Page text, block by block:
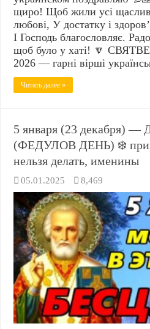
щиро! Щоб жили усі
любові, У достатку і
І Господь благословляє.
щоб було у хаті! 🔽
2026 — гарні вірші
Читать далее »
5 января (23 декабря) —
(ФЕДУЛОВ ДЕНЬ) ❄️
нельзя делать, именины
05.01.2025 8,469